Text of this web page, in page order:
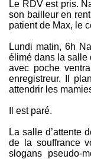
Le RDV est pris.
son bailleur en
patient de Max, le
Lundi matin, 6h
élimé dans la salle
avec poche
enregistreur. Il
attendrir les
Il est paré.
La salle d’attente
de la souffrance
slogans pseudo-